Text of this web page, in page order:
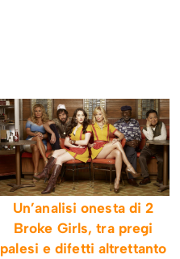
Un’analisi onesta di 2
Broke Girls, tra pregi
palesi e difetti altrettanto